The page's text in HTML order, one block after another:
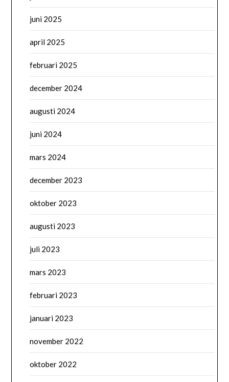
juni 2025
april 2025
februari 2025
december 2024
augusti 2024
juni 2024
mars 2024
december 2023
oktober 2023
augusti 2023
juli 2023
mars 2023
februari 2023
januari 2023
november 2022
oktober 2022